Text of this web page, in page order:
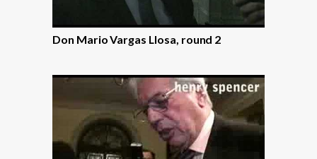
Don Mario Vargas Llosa, round 2